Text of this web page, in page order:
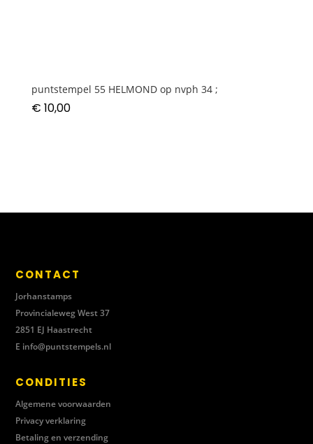
puntstempel 55 HELMOND op nvph 34 ;
€ 10,00
CONTACT
Jorhanstamps
Provincialeweg West 37
2851 EJ Haastrecht
E info@puntstempels.nl
CONDITIES
Algemene voorwaarden
Privacy verklaring
Betaling en verzending